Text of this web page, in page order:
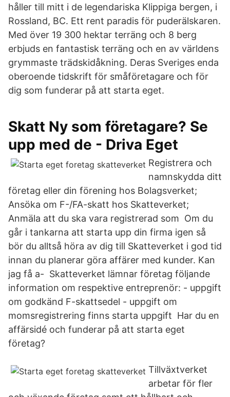
håller till mitt i de legendariska Klippiga bergen, i
Rossland, BC. Ett rent paradis för puderälskaren.
Med över 19 300 hektar terräng och 8 berg
erbjuds en fantastisk terräng och en av världens
grymmaste trädskidåkning. Deras Sveriges enda
oberoende tidskrift för småföretagare och för
dig som funderar på att starta eget.
Skatt Ny som företagare? Se
upp med de - Driva Eget
Registrera och
namnskydda ditt
företag eller din förening hos Bolagsverket;
Ansöka om F-/FA-skatt hos Skatteverket;
Anmäla att du ska vara registrerad som Om du
går i tankarna att starta upp din firma igen så
bör du alltså höra av dig till Skatteverket i god tid
innan du planerar göra affärer med kunder. Kan
jag få a- Skatteverket lämnar företag följande
information om respektive entreprenör: - uppgift
om godkänd F-skattsedel - uppgift om
momsregistrering finns starta uppgift Har du en
affärsidé och funderar på att starta eget
företag?
Tillväxtverket
arbetar för fler